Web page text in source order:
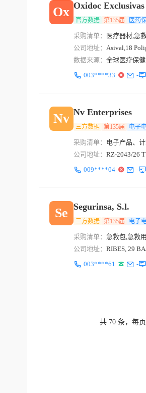
Ox Oxidoc Exclusivas
官方数据 第135届 医药
采购清单：
医疗器材,急
公司地址： Asival,18
数据来源： 全球医疗保
003****33
-
Nv Nv Enterprises
三方数据 第135届 电子
采购清单： 电子产品、
公司地址： RZ-2043/26
009****04
-
Se Segurinsa, S.l.
三方数据 第135届 电子
采购清单： 急救包,急救
公司地址： RIBES, 29
003****61
-
共 70 条，每页